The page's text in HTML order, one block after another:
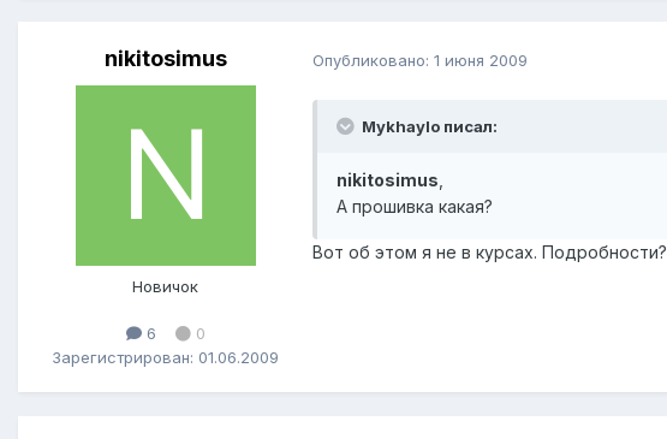
nikitosimus
Новичок
6
0
Зарегистрирован: 01.06.2009
Опубликовано: 1 июня 2009
Mykhaylo писал:
nikitosimus
А прошивка какая?
Вот об этом я не в курсах. Подробности?